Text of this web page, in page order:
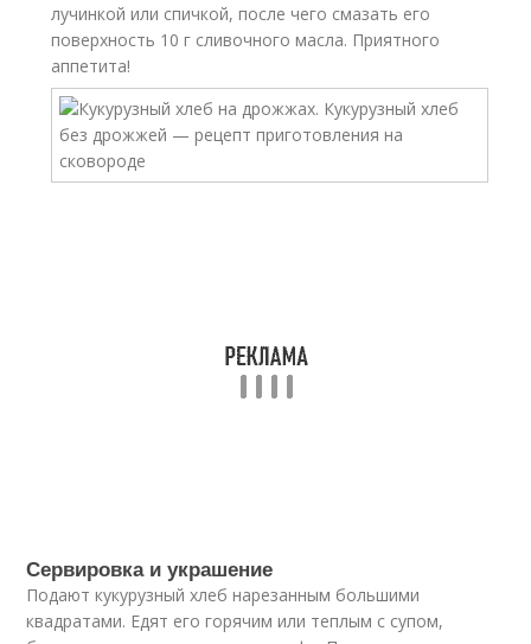
лучинкой или спичкой, после чего смазать его
поверхность 10 г сливочного масла. Приятного
аппетита!
Сервировка и украшение
Подают кукурузный хлеб нарезанным большими
квадратами. Едят его горячим или теплым с супом,